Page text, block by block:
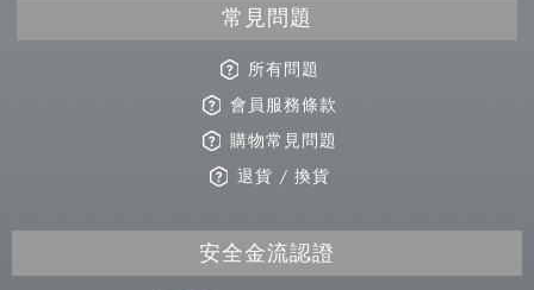
常見問題
所有問題
會員服務條款
購物常見問題
退貨 / 換貨
安全金流認證